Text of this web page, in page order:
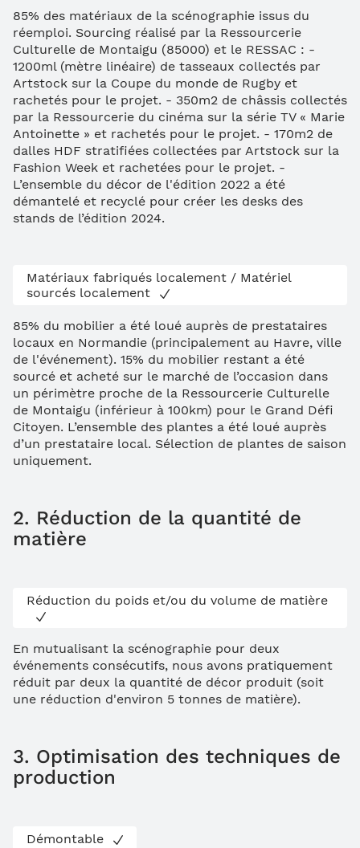
85% des matériaux de la scénographie issus du
réemploi. Sourcing réalisé par la Ressourcerie
Culturelle de Montaigu (85000) et le RESSAC : -
1200ml (mètre linéaire) de tasseaux collectés par
Artstock sur la Coupe du monde de Rugby et
rachetés pour le projet. - 350m2 de châssis collectés
par la Ressourcerie du cinéma sur la série TV « Marie
Antoinette » et rachetés pour le projet. - 170m2 de
dalles HDF stratifiées collectées par Artstock sur la
Fashion Week et rachetées pour le projet. -
L’ensemble du décor de l'édition 2022 a été
démantelé et recyclé pour créer les desks des
stands de l’édition 2024.
Matériaux fabriqués localement / Matériel
sourcés localement
85% du mobilier a été loué auprès de prestataires
locaux en Normandie (principalement au Havre, ville
de l'événement). 15% du mobilier restant a été
sourcé et acheté sur le marché de l’occasion dans
un périmètre proche de la Ressourcerie Culturelle
de Montaigu (inférieur à 100km) pour le Grand Défi
Citoyen. L’ensemble des plantes a été loué auprès
d’un prestataire local. Sélection de plantes de saison
uniquement.
2. Réduction de la quantité de
matière
Réduction du poids et/ou du volume de matière
En mutualisant la scénographie pour deux
événements consécutifs, nous avons pratiquement
réduit par deux la quantité de décor produit (soit
une réduction d'environ 5 tonnes de matière).
3. Optimisation des techniques de
production
Démontable